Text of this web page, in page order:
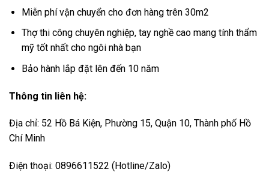
Miễn phí vận chuyển cho đơn hàng trên 30m2
Thợ thi công chuyên nghiệp, tay nghề cao mang tính thẩm
mỹ tốt nhất cho ngôi nhà bạn
Bảo hành lắp đặt lên đến 10 năm
Thông tin liên hệ:
Địa chỉ: 52 Hồ Bá Kiện, Phường 15, Quận 10, Thành phố Hồ
Chí Minh
Điện thoại: 0896611522 (Hotline/Zalo)